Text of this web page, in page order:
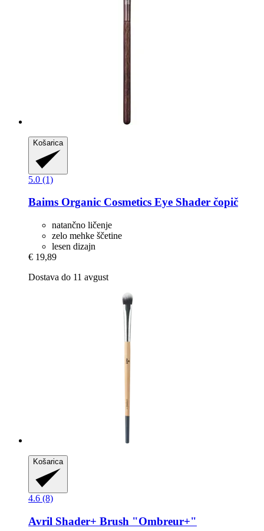
Košarica
5.0 (1)
Baims Organic Cosmetics Eye Shader čopič
natančno ličenje
zelo mehke ščetine
lesen dizajn
€ 19,89
Dostava do 11 avgust
Košarica
4.6 (8)
Avril Shader+ Brush "Ombreur+"